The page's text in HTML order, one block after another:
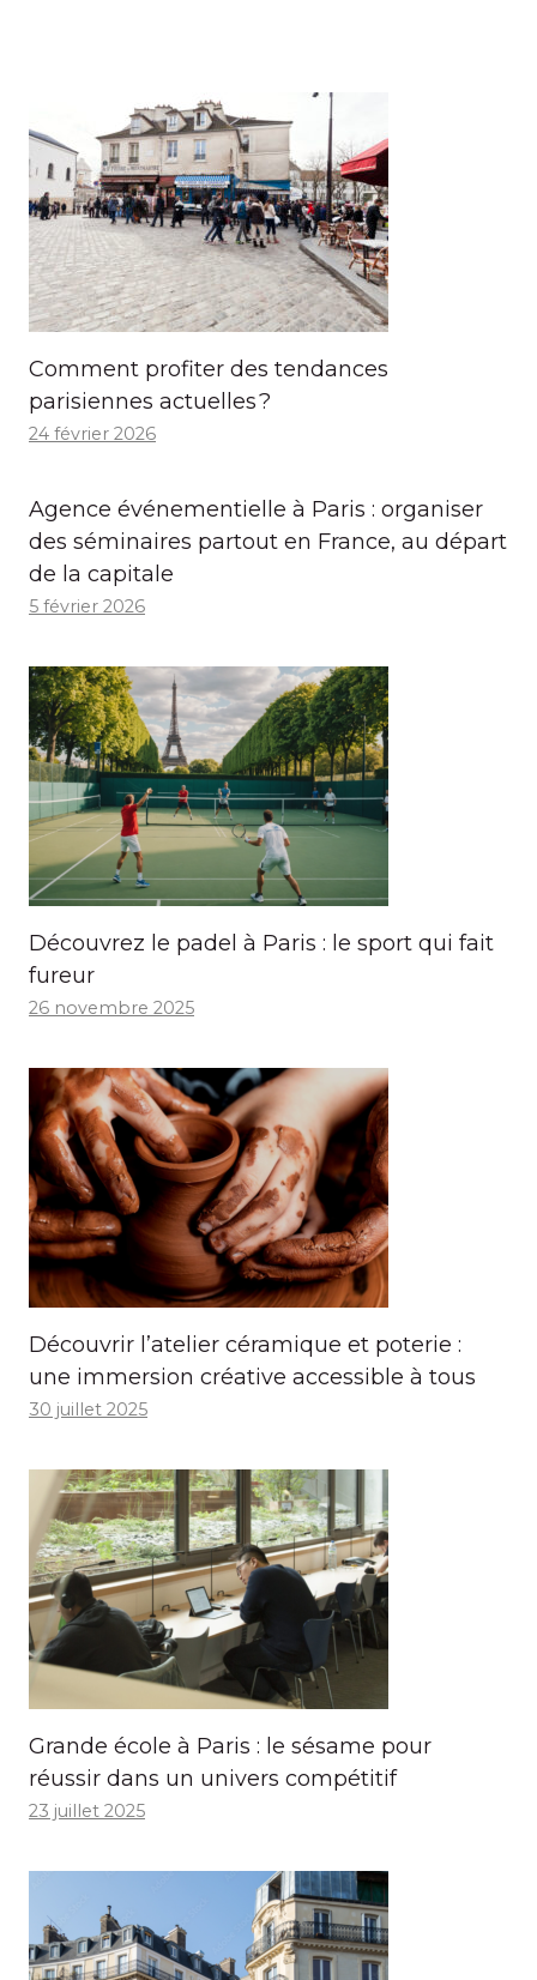
Comment profiter des tendances
parisiennes actuelles ?
24 février 2026
Agence événementielle à Paris : organiser
des séminaires partout en France, au départ
de la capitale
5 février 2026
Découvrez le padel à Paris : le sport qui fait
fureur
26 novembre 2025
Découvrir l’atelier céramique et poterie :
une immersion créative accessible à tous
30 juillet 2025
Grande école à Paris : le sésame pour
réussir dans un univers compétitif
23 juillet 2025